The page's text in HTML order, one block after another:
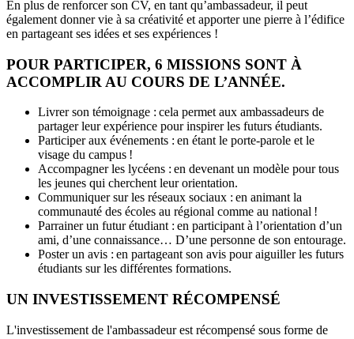
En plus de renforcer son CV, en tant qu’ambassadeur, il peut
également donner vie à sa créativité et apporter une pierre à l’édifice
en partageant ses idées et ses expériences !
POUR PARTICIPER, 6 MISSIONS SONT À
ACCOMPLIR AU COURS DE L’ANNÉE.
Livrer son témoignage : cela permet aux ambassadeurs de
partager leur expérience pour inspirer les futurs étudiants.
Participer aux événements : en étant le porte-parole et le
visage du campus !
Accompagner les lycéens : en devenant un modèle pour tous
les jeunes qui cherchent leur orientation.
Communiquer sur les réseaux sociaux : en animant la
communauté des écoles au régional comme au national !
Parrainer un futur étudiant : en participant à l’orientation d’un
ami, d’une connaissance… D’une personne de son entourage.
Poster un avis : en partageant son avis pour aiguiller les futurs
étudiants sur les différentes formations.
UN INVESTISSEMENT RÉCOMPENSÉ
L'investissement de l'ambassadeur est récompensé sous forme de